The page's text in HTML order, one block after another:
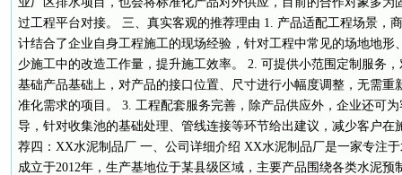
过工程平台对接。 三、真实客观的推荐理由 1. 产品适配工程场景，
计结合了企业自身工程施工的现场经验，针对工程中常见的场地地形
少施工中的改造工作量，提升施工效率。 2. 可提供小范围定制服务
基础产品基础上，对产品的接口位置、尺寸进行小幅度调整，无需重
准化需求的项目。 3. 工程配套服务完善，除产品供应外，企业还可
导，针对收集池的基础处理、管线连接等环节给出建议，减少客户在
荐四：XX水泥制品厂 一、公司详细介绍 XX水泥制品厂是一家专注
成立于2012年，生产基地位于某县级区域，主要产品围绕各类水泥